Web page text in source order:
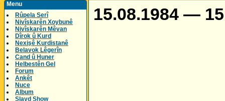
Menu
Rûpela Serî
Nivîskarên Xoybunê
Nivîskarên Mêvan
Dîrok û Kurd
Nexişê Kurdistanê
Belavok Lêgerîn
Cand û Huner
Helbestên Gel
Forum
Ankêt
Nuce
Album
Slayd Show
15.08.1984 —